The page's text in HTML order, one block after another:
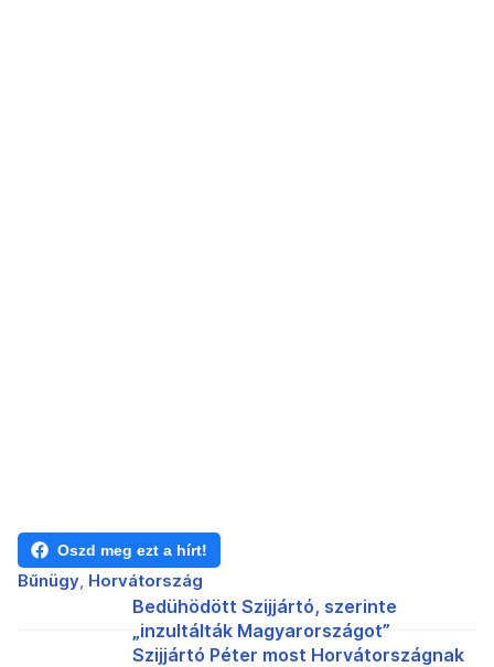
Oszd meg ezt a hírt!
Bűnügy Horvátország
Bedühödött Szijjártó, szerinte
„inzultálták Magyarországot”
Szijjártó Péter most Horvátországnak